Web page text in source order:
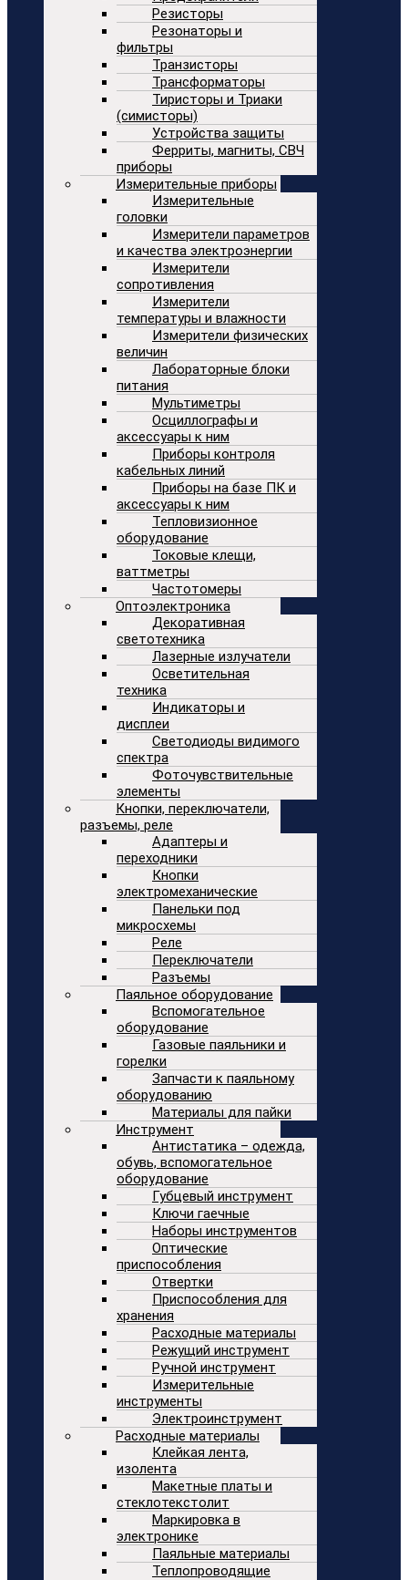
Резисторы
Резонаторы и
фильтры
Транзисторы
Трансформаторы
Тиристоры и Триаки
(симисторы)
Устройства защиты
Ферриты, магниты, СВЧ
приборы
Измерительные приборы
Измерительные
головки
Измерители параметров
и качества электроэнергии
Измерители
сопротивления
Измерители
температуры и влажности
Измерители физических
величин
Лабораторные блоки
питания
Мультиметры
Осциллографы и
аксессуары к ним
Приборы контроля
кабельных линий
Приборы на базе ПК и
аксессуары к ним
Тепловизионное
оборудование
Токовые клещи,
ваттметры
Частотомеры
Оптоэлектроника
Декоративная
светотехника
Лазерные излучатели
Осветительная
техника
Индикаторы и
дисплеи
Светодиоды видимого
спектра
Фоточувствительные
элементы
Кнопки, переключатели,
разъемы, реле
Адаптеры и
переходники
Кнопки
электромеханические
Панельки под
микросхемы
Реле
Переключатели
Разъемы
Паяльное оборудование
Вспомогательное
оборудование
Газовые паяльники и
горелки
Запчасти к паяльному
оборудованию
Материалы для пайки
Инструмент
Антистатика – одежда,
обувь, вспомогательное
оборудование
Губцевый инструмент
Ключи гаечные
Наборы инструментов
Оптические
приспособления
Отвертки
Приспособления для
хранения
Расходные материалы
Режущий инструмент
Ручной инструмент
Измерительные
инструменты
Электроинструмент
Расходные материалы
Клейкая лента,
изолента
Макетные платы и
стеклотекстолит
Маркировка в
электронике
Паяльные материалы
Теплопроводящие